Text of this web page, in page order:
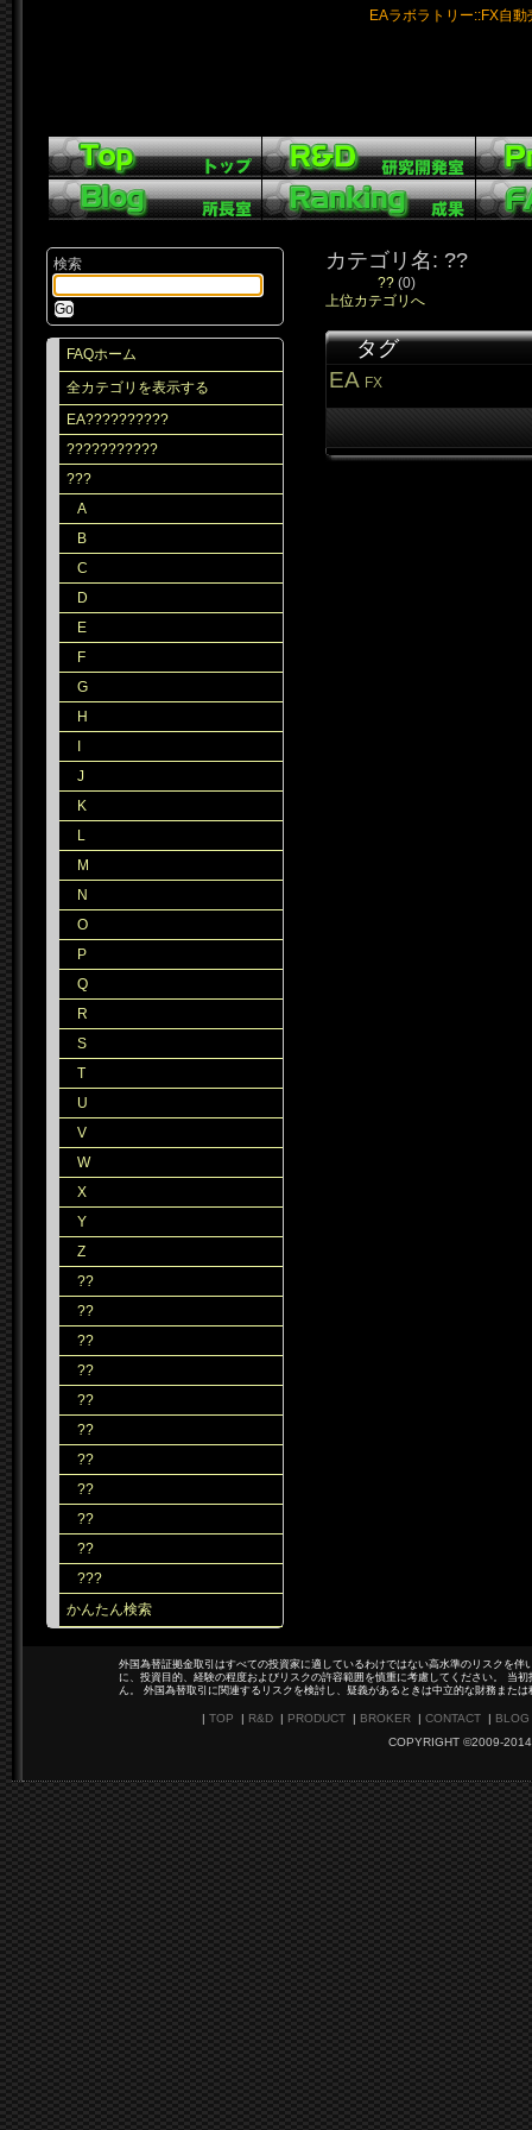
EAラボラトリー::FX自
検索
FAQホーム
全カテゴリを表示する
EA??????????
???????????
???
A
B
C
D
E
F
G
H
J
K
L
M
N
O
P
Q
R
S
T
U
V
W
X
Y
Z
??
??
??
??
??
??
??
??
??
??
???
かんたん検索
カテゴリ名: ??
?? (0)
上位カテゴリへ
タグ
EA FX
外国為替証拠金取引はすべての投資家に適しているわけではない高水準のリスクを
に、投資目的、経験の程度およびリスクの許容範囲を慎重に考慮してください。 当
ん。 外国為替取引に関連するリスクを検討し、疑義があるときは中立的な財務また
| TOP | R&D| PRODUCT| BROKER| CONTACT| BLOG
COPYRIGHT ©2009-